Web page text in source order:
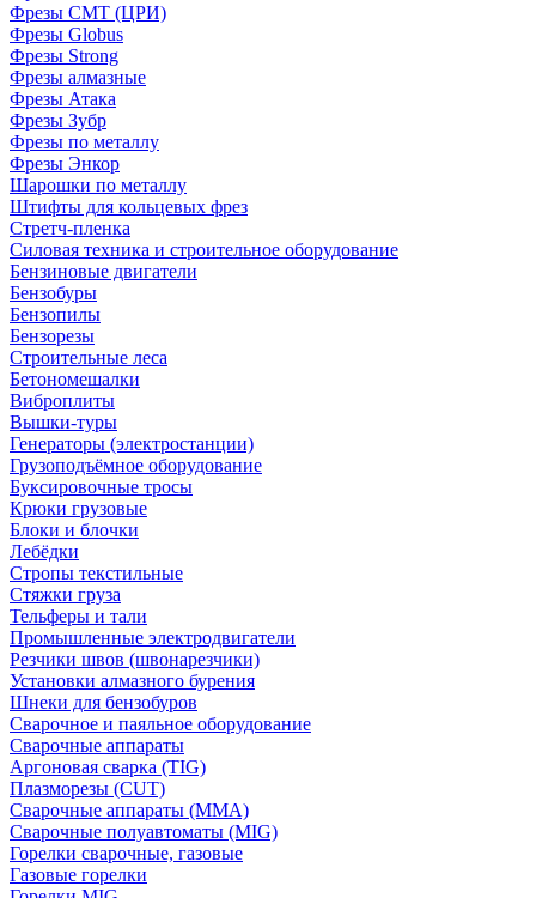
Фрезы CMT (ЦРИ)
Фрезы Globus
Фрезы Strong
Фрезы алмазные
Фрезы Атака
Фрезы Зубр
Фрезы по металлу
Фрезы Энкор
Шарошки по металлу
Штифты для кольцевых фрез
Стретч-пленка
Силовая техника и строительное оборудование
Бензиновые двигатели
Бензобуры
Бензопилы
Бензорезы
Строительные леса
Бетономешалки
Виброплиты
Вышки-туры
Генераторы (электростанции)
Грузоподъёмное оборудование
Буксировочные тросы
Крюки грузовые
Блоки и блочки
Лебёдки
Стропы текстильные
Стяжки груза
Тельферы и тали
Промышленные электродвигатели
Резчики швов (швонарезчики)
Установки алмазного бурения
Шнеки для бензобуров
Сварочное и паяльное оборудование
Сварочные аппараты
Аргоновая сварка (TIG)
Плазморезы (CUT)
Сварочные аппараты (MMA)
Сварочные полуавтоматы (MIG)
Горелки сварочные, газовые
Газовые горелки